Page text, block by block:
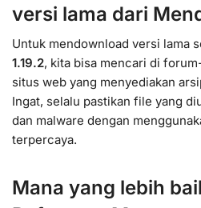
versi lama dari
Untuk mendownload versi lama
1.19.2, kita bisa mencari di
situs web yang menyediakan
Ingat, selalu pastikan file yang
dan malware dengan
terpercaya.
Mana yang lebih